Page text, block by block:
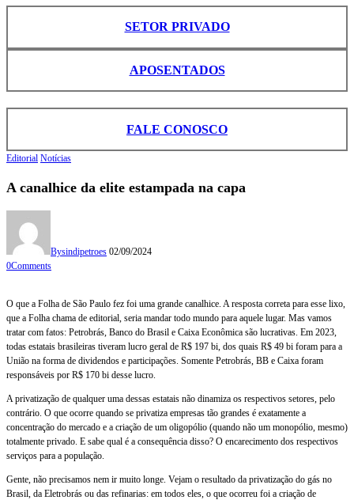
SETOR PRIVADO
APOSENTADOS
FALE CONOSCO
Editorial Notícias
A canalhice da elite estampada na capa
Bysindipetroes 02/09/2024
0Comments
O que a Folha de São Paulo fez foi uma grande canalhice. A resposta correta para esse lixo,
que a Folha chama de editorial, seria mandar todo mundo para aquele lugar. Mas vamos
tratar com fatos: Petrobrás, Banco do Brasil e Caixa Econômica são lucrativas. Em 2023,
todas estatais brasileiras tiveram lucro geral de R$ 197 bi, dos quais R$ 49 bi foram para a
União na forma de dividendos e participações. Somente Petrobrás, BB e Caixa foram
responsáveis por R$ 170 bi desse lucro.
A privatização de qualquer uma dessas estatais não dinamiza os respectivos setores, pelo
contrário. O que ocorre quando se privatiza empresas tão grandes é exatamente a
concentração do mercado e a criação de um oligopólio (quando não um monopólio, mesmo)
totalmente privado. E sabe qual é a consequência disso? O encarecimento dos respectivos
serviços para a população.
Gente, não precisamos nem ir muito longe. Vejam o resultado da privatização do gás no
Brasil, da Eletrobrás ou das refinarias: em todos eles, o que ocorreu foi a criação de